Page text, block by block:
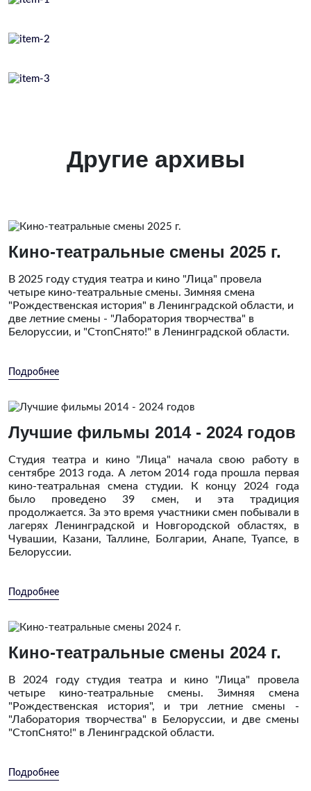
Другие архивы
Кино-театральные смены 2025 г.
В 2025 году студия театра и кино "Лица" провела
четыре кино-театральные смены. Зимняя смена
"Рождественская история" в Ленинградской области, и
две летние смены - "Лаборатория творчества" в
Белоруссии, и "СтопСнято!" в Ленинградской области.
Подробнее
Лучшие фильмы 2014 - 2024 годов
Студия театра и кино "Лица" начала свою работу в
сентябре 2013 года. А летом 2014 года прошла первая
кино-театральная смена студии. К концу 2024 года
было проведено 39 смен, и эта традиция
продолжается. За это время участники смен побывали в
лагерях Ленинградской и Новгородской областях, в
Чувашии, Казани, Таллине, Болгарии, Анапе, Туапсе, в
Белоруссии.
Подробнее
Кино-театральные смены 2024 г.
В 2024 году студия театра и кино "Лица" провела
четыре кино-театральные смены. Зимняя смена
"Рождественская история", и три летние смены -
"Лаборатория творчества" в Белоруссии, и две смены
"СтопСнято!" в Ленинградской области.
Подробнее